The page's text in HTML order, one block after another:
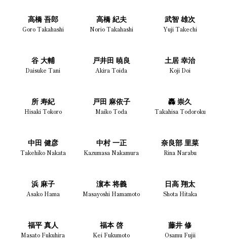
高橋 吾郎
Goro Takahashi
高橋 紀夫
Norio Takahashi
武智 雄次
Yuji Takechi
谷 大輔
Daisuke Tani
戸井田 暁良
Akira Toida
土居 幸治
Koji Doi
所 寿紀
Hisaki Tokoro
戸田 麻依子
Maiko Toda
轟 崇久
Takahisa Todoroku
中田 健彦
Takehiko Nakata
中村 一正
Kazumasa Nakamura
奈良部 里菜
Rina Narabu
浜 麻子
Asako Hama
濵本 将義
Masayoshi Hamamoto
日高 翔太
Shota Hitaka
福平 真人
Masato Fukuhira
福本 啓
Kei Fukumoto
藤井 修
Osamu Fujii